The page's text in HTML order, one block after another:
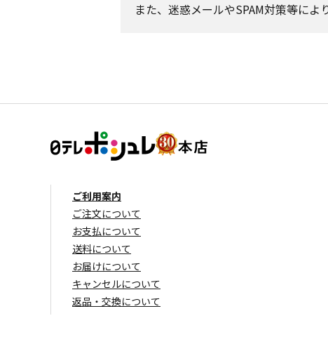
また、迷惑メールやSPAM対策等に
ご利用案内
ご注文について
お支払について
送料について
お届けについて
キャンセルについて
返品・交換について